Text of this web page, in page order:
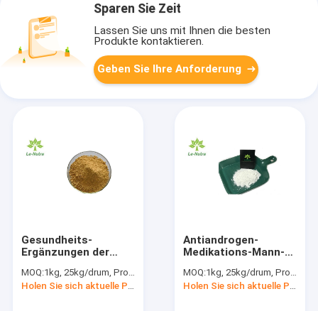
Sparen Sie Zeit
Lassen Sie uns mit Ihnen die besten
Produkte kontaktieren.
Geben Sie Ihre Anforderung
Gesundheits-
Ergänzungen der
organisches
Ashwagandha-
MOQ:1kg, 25kg/drum, Probe ist verfügbar
Holen Sie sich aktuelle Preis
Antiandrogen-
Medikations-Mann-
Pulver RU58841
MOQ:1kg, 25kg/drum, Probe ist verfügbar
Holen Sie sich aktuelle Preis